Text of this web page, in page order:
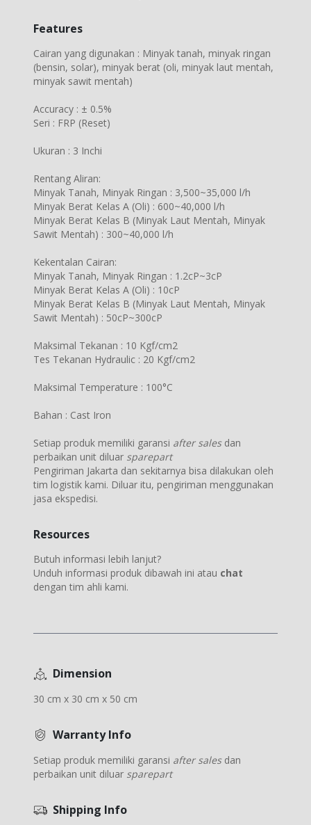
Features
Cairan yang digunakan : Minyak tanah, minyak ringan
(bensin, solar), minyak berat (oli, minyak laut mentah,
minyak sawit mentah)
Accuracy : ± 0.5%
Seri : FRP (Reset)
Ukuran : 3 Inchi
Rentang Aliran:
Minyak Tanah, Minyak Ringan : 3,500~35,000 l/h
Minyak Berat Kelas A (Oli) : 600~40,000 l/h
Minyak Berat Kelas B (Minyak Laut Mentah, Minyak
Sawit Mentah) : 300~40,000 l/h
Kekentalan Cairan:
Minyak Tanah, Minyak Ringan : 1.2cP~3cP
Minyak Berat Kelas A (Oli) : 10cP
Minyak Berat Kelas B (Minyak Laut Mentah, Minyak
Sawit Mentah) : 50cP~300cP
Maksimal Tekanan : 10 Kgf/cm2
Tes Tekanan Hydraulic : 20 Kgf/cm2
Maksimal Temperature : 100°C
Bahan : Cast Iron
Setiap produk memiliki garansi after salesdan
perbaikan unit diluar sparepart
Pengiriman Jakarta dan sekitarnya bisa dilakukan oleh
tim logistik kami. Diluar itu, pengiriman menggunakan
jasa ekspedisi.
Resources
Butuh informasi lebih lanjut?
Unduh informasi produk dibawah ini atau chat
dengan tim ahli kami.
Dimension
30 cm x 30 cm x 50 cm
Warranty Info
Setiap produk memiliki garansi after salesdan
perbaikan unit diluar sparepart
Shipping Info